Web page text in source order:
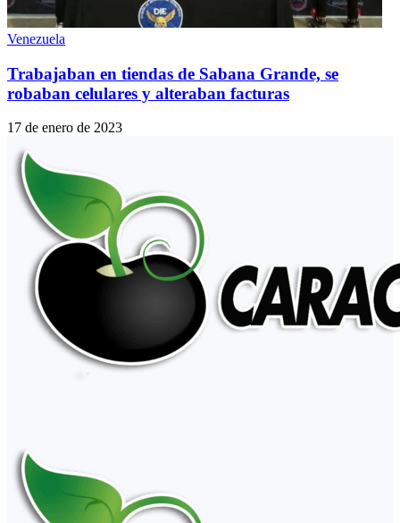
Venezuela
Trabajaban en tiendas de Sabana Grande, se
robaban celulares y alteraban facturas
17 de enero de 2023